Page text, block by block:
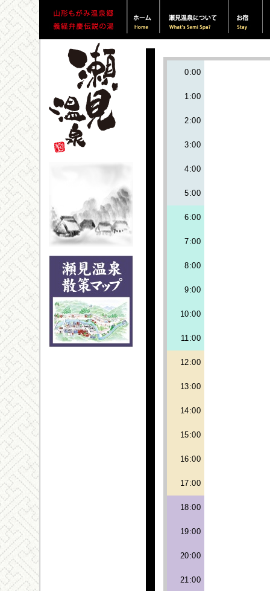
0:00
1:00
2:00
3:00
4:00
5:00
6:00
7:00
8:00
9:00
10:00
11:00
12:00
13:00
14:00
15:00
16:00
17:00
18:00
19:00
20:00
21:00